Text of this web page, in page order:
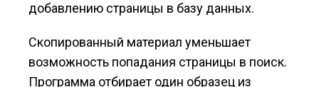
добавлению страницы в базу данных.
Скопированный материал уменьшает
возможность попадания страницы в поиск.
Программа отбирает один образец из